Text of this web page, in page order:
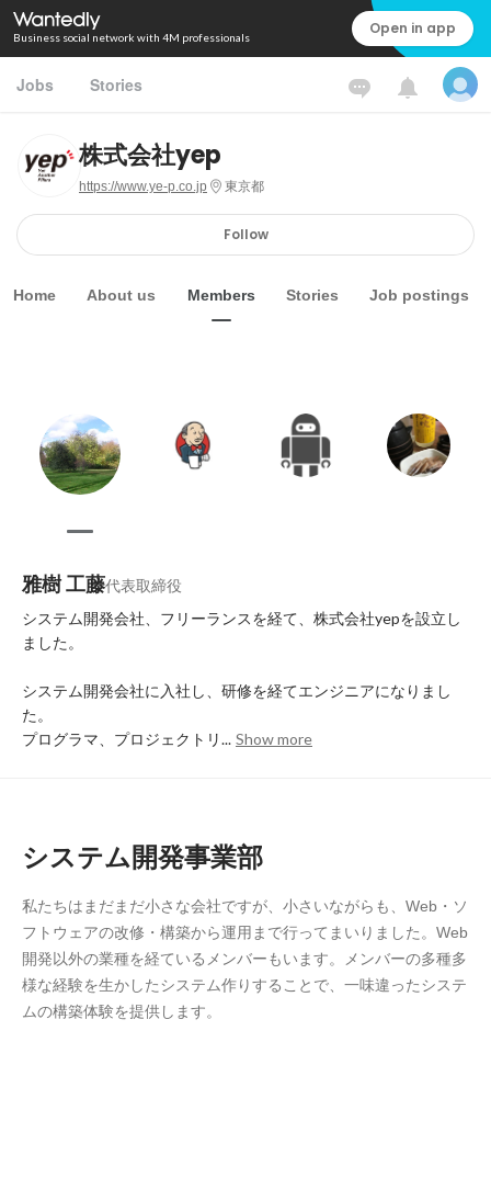
Business social network with 4M professionals Open in app
Jobs Stories
株式会社yep
https://www.ye-p.co.jp 東京都
Follow
Home About us Members Stories Job postings
雅樹 工藤代表取締役
システム開発会社、フリーランスを経て、株式会社yepを設立し
ました。
システム開発会社に入社し、研修を経てエンジニアになりまし
た。
プログラマ、プロジェクトリ... Show more
システム開発事業部
私たちはまだまだ小さな会社ですが、小さいながらも、Web・ソ
フトウェアの改修・構築から運用まで行ってまいりました。Web
開発以外の業種を経ているメンバーもいます。メンバーの多種多
様な経験を生かしたシステム作りすることで、一味違ったシステ
ムの構築体験を提供します。